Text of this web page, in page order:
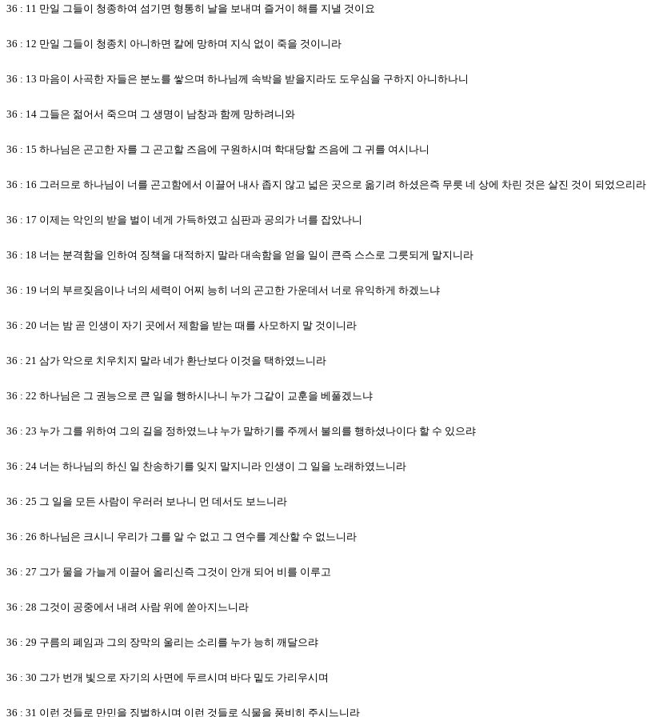
36 : 11 만일 그들이 청종하여 섬기면 형통히 날을 보내며 즐거이 해를 지낼 것이요
36 : 12 만일 그들이 청종치 아니하면 칼에 망하며 지식 없이 죽을 것이니라
36 : 13 마음이 사곡한 자들은 분노를 쌓으며 하나님께 속박을 받을지라도 도우심을 구하지 아니하나니
36 : 14 그들은 젊어서 죽으며 그 생명이 남창과 함께 망하려니와
36 : 15 하나님은 곤고한 자를 그 곤고할 즈음에 구원하시며 학대당할 즈음에 그 귀를 여시나니
36 : 16 그러므로 하나님이 너를 곤고함에서 이끌어 내사 좁지 않고 넓은 곳으로 옮기려 하셨은즉 무릇 네 상에 차린 것은 살진 것이 되었으리라
36 : 17 이제는 악인의 받을 벌이 네게 가득하였고 심판과 공의가 너를 잡았나니
36 : 18 너는 분격함을 인하여 징책을 대적하지 말라 대속함을 얻을 일이 큰즉 스스로 그릇되게 말지니라
36 : 19 너의 부르짖음이나 너의 세력이 어찌 능히 너의 곤고한 가운데서 너로 유익하게 하겠느냐
36 : 20 너는 밤 곧 인생이 자기 곳에서 제함을 받는 때를 사모하지 말 것이니라
36 : 21 삼가 악으로 치우치지 말라 네가 환난보다 이것을 택하였느니라
36 : 22 하나님은 그 권능으로 큰 일을 행하시나니 누가 그같이 교훈을 베풀겠느냐
36 : 23 누가 그를 위하여 그의 길을 정하였느냐 누가 말하기를 주께서 불의를 행하셨나이다 할 수 있으랴
36 : 24 너는 하나님의 하신 일 찬송하기를 잊지 말지니라 인생이 그 일을 노래하였느니라
36 : 25 그 일을 모든 사람이 우러러 보나니 먼 데서도 보느니라
36 : 26 하나님은 크시니 우리가 그를 알 수 없고 그 연수를 계산할 수 없느니라
36 : 27 그가 물을 가늘게 이끌어 올리신즉 그것이 안개 되어 비를 이루고
36 : 28 그것이 공중에서 내려 사람 위에 쏟아지느니라
36 : 29 구름의 폐임과 그의 장막의 울리는 소리를 누가 능히 깨달으랴
36 : 30 그가 번개 빛으로 자기의 사면에 두르시며 바다 밑도 가리우시며
36 : 31 이런 것들로 만민을 징벌하시며 이런 것들로 식물을 풍비히 주시느니라